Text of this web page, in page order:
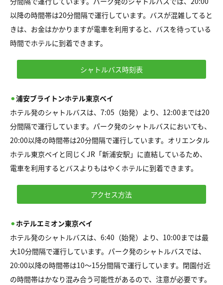
以降の時間帯は20分間隔で運行しています。バスが混雑してると
きは、お金はかかりますが電車を利用すると、バスを待っている
時間でホテルに到着できます。
シャトルバス時刻表
⚫︎浦安ブライトンホテル東京ベイ
ホテル発のシャトルバスは、7:05（始発）より、12:00までは20
分間隔で運行しています。パーク発のシャトルバスにおいても、
20:00以降の時間帯は20分間隔で運行しています。オリエンタル
ホテル東京ベイと同じくJR「新浦安駅」に直結しているため、
電車を利用するとバスよりもはやくホテルに到着できます。
アクセス方法
⚫︎ ホテルエミオン東京ベイ
ホテル発のシャトルバスは、6:40（始発）より、10:00までは最
大10分間隔で運行しています。パーク発のシャトルバスでは、
20:00以降の時間帯は10〜15分間隔で運行しています。閉園付近
の時間帯はかなり混み合う可能性があるので、注意が必要です。